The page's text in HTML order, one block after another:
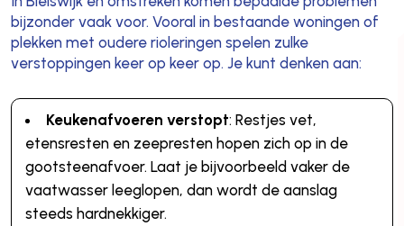
bijzonder vaak voor. Vooral in bestaande woningen of
plekken met oudere rioleringen spelen zulke
verstoppingen keer op keer op. Je kunt denken aan:
Keukenafvoeren verstopt: Restjes vet,
etensresten en zeepresten hopen zich op in de
gootsteenafvoer. Laat je bijvoorbeeld vaker de
vaatwasser leeglopen, dan wordt de aanslag
steeds hardnekkiger.